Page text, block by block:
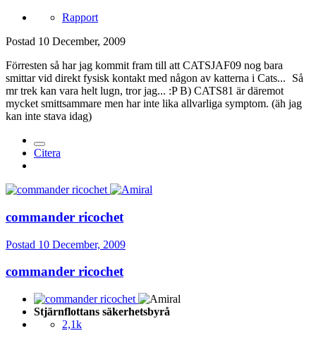
Rapport
Postad 10 December, 2009
Förresten så har jag kommit fram till att CATSJAF09 nog bara
smittar vid direkt fysisk kontakt med någon av katterna i Cats...
Så
mr trek kan vara helt lugn, tror jag... :P B) CATS81 är däremot
mycket smittsammare men har inte lika allvarliga symptom. (äh jag
kan inte stava idag)
Citera
commander ricochet
Postad 10 December, 2009
commander ricochet
Stjärnflottans säkerhetsbyrå
2,1k